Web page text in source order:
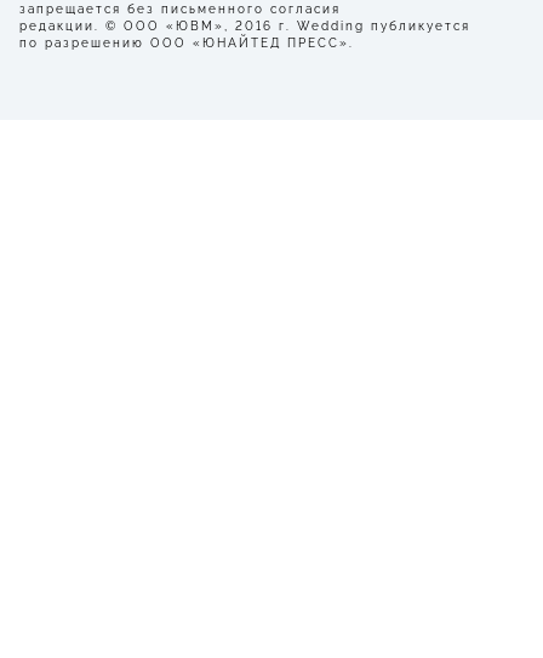
запрещается без письменного согласия
редакции. © ООО «ЮВМ», 2016 г. Wedding публикуется
по разрешению ООО «ЮНАЙТЕД ПРЕСС».